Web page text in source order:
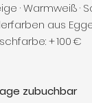
· Warmweiß ·
aus
+ 100 €
zubuchbar